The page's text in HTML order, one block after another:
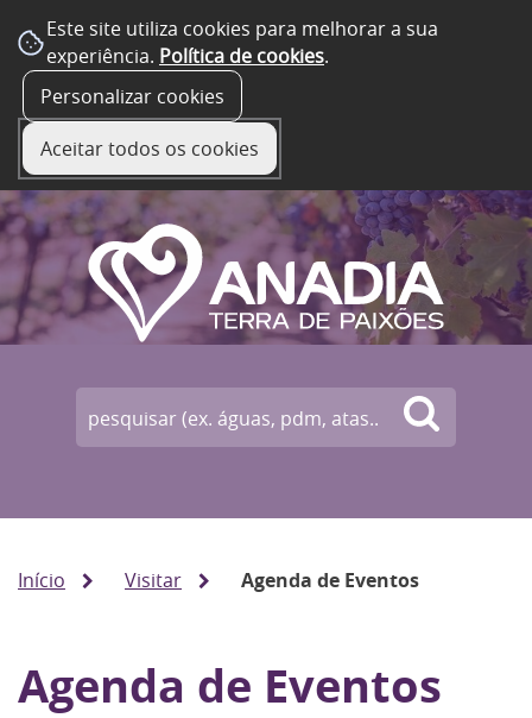
Este site utiliza cookies para melhorar a sua
experiência. Política de cookies.
Personalizar cookies
Aceitar todos os cookies
Início Visitar Agenda de Eventos
Agenda de Eventos